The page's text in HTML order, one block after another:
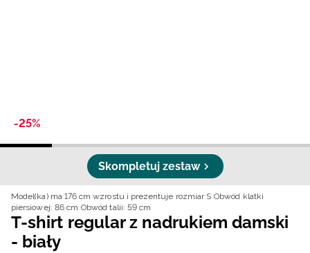
-25%
Skompletuj zestaw
Model(ka) ma 176 cm wzrostu i prezentuje rozmiar S Obwód klatki
piersiowej: 86 cm Obwód talii: 59 cm
T-shirt regular z nadrukiem damski
- biały